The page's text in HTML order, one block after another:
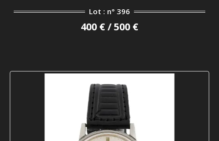
Lot : n° 396
400 € / 500 €